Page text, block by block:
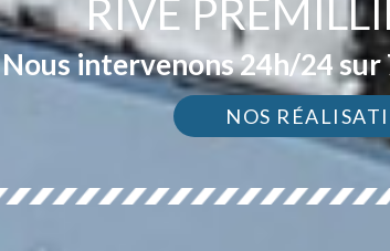
RIVE
Nous intervenons 24h/24 sur
NOS